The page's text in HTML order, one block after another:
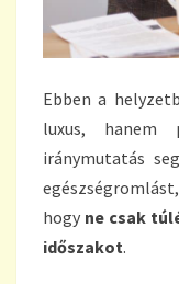
Ebben a
luxus, hanem
iránymutatás
hogy ne csak
időszakot.